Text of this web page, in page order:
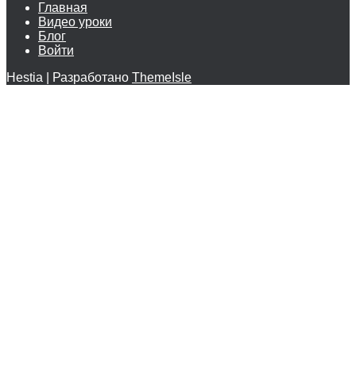
Главная
Видео уроки
Блог
Войти
Hestia | Разработано ThemeIsle